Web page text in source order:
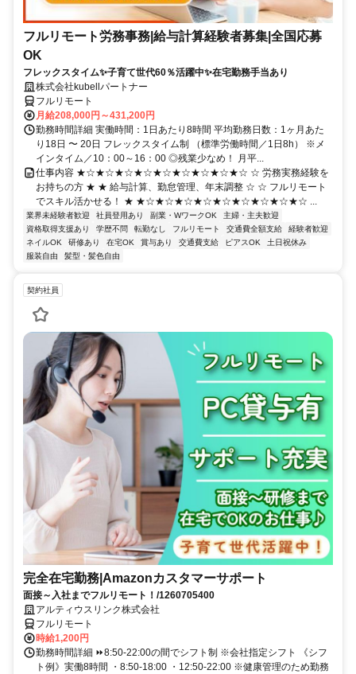
フルリモート労務事務|給与計算経験者募集|全国応募
OK
フレックスタイム✨子育て世代60％活躍中✨在宅勤務手当あり
株式会社kubellパートナー
フルリモート
月給208,000円～431,200円
勤務時間詳細 実働時間：1日あたり8時間 平均勤務日数：1ヶ月あた
り18日 〜 20日 フレックスタイム制 （標準労働時間／1日8h） ※メ
インタイム／10：00～16：00 ◎残業少なめ！ 月平...
仕事内容 ★☆★☆★☆★☆★☆★☆★☆★☆★☆ ☆ 労務実務経験を
お持ちの方 ★ ★ 給与計算、勤怠管理、年末調整 ☆ ☆ フルリモート
でスキル活かせる！ ★ ★☆★☆★☆★☆★☆★☆★☆★☆★☆ ...
業界未経験者歓迎 社員登用あり 副業・WワークOK
主婦・主夫歓迎
資格取得支援あり
学歴不問 転勤なし フルリモート 交通費全額支給
経験者歓迎
ネイルOK
研修あり 在宅OK 賞与あり 交通費支給 ピアスOK
土日祝休み
服装自由
髪型・髪色自由
契約社員
完全在宅勤務|Amazonカスタマーサポート
面接～入社までフルリモート！/1260705400
アルティウスリンク株式会社
フルリモート
時給1,200円
勤務時間詳細 ⏩8:50-22:00の間でシフト制 ※会社指定シフト 《シフ
ト例》実働8時間 ・8:50-18:00 ・12:50-22:00 ※健康管理のため勤務